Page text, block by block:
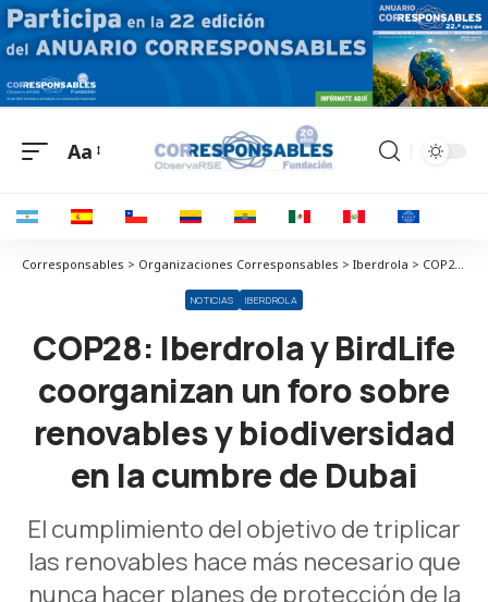
Aa
Corresponsables > Organizaciones Corresponsables > Iberdrola > COP28: Iberdrola y BirdLife coorganizan un foro sobre renovables y biodiversidad en la cumbre de Dubai
NOTICIAS IBERDROLA
COP28: Iberdrola y BirdLife
coorganizan un foro sobre
renovables y biodiversidad
en la cumbre de Dubai
El cumplimiento del objetivo de triplicar
las renovables hace más necesario que
nunca hacer planes de protección de la